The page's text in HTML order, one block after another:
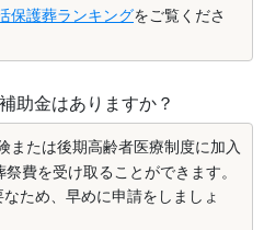
保護葬ランキングをご覧くださ
助金はありますか？
または後期高齢者医療制度に加入
祭費を受け取ることができます。
ため、早めに申請をしましょ